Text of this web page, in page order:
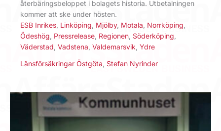
återbäringsbeloppet i bolagets historia. Utbetalningen
kommer att ske under hösten.
ESB Inrikes Linköping Mjölby, Motala Norrköping
Ödeshög Pressrelease Regionen Söderköping
Väderstad Vadstena Valdemarsvik Ydre
Länsförsäkringar Östgöta Stefan Nyrinder